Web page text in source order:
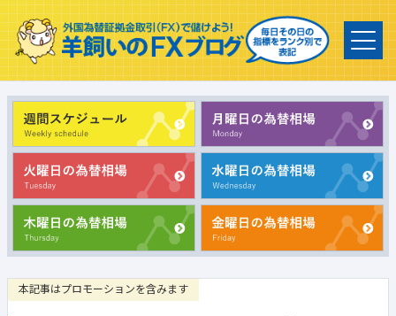
本記事はプロモーションを含みます